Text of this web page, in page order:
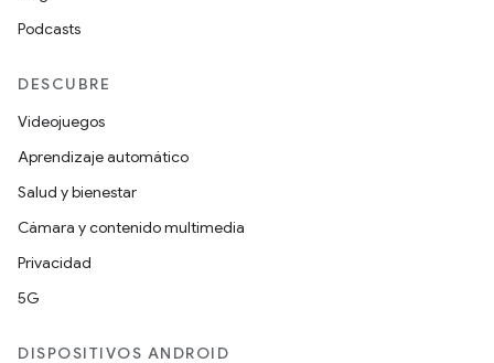
Podcasts
DESCUBRE
Videojuegos
Aprendizaje automático
Salud y bienestar
Cámara y contenido multimedia
Privacidad
5G
DISPOSITIVOS ANDROID